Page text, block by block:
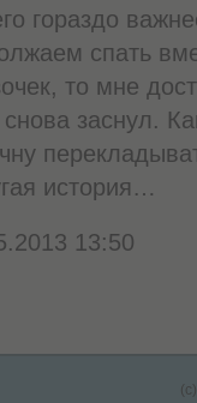
гораздо
спать
то мне
заснул.
история…
13:50